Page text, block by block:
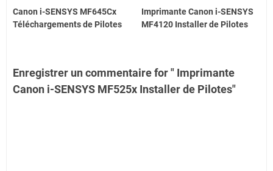
Canon i-SENSYS MF645Cx
Téléchargements de Pilotes
Imprimante Canon i-SENSYS
MF4120 Installer de Pilotes
Enregistrer un commentaire for " Imprimante
Canon i-SENSYS MF525x Installer de Pilotes"